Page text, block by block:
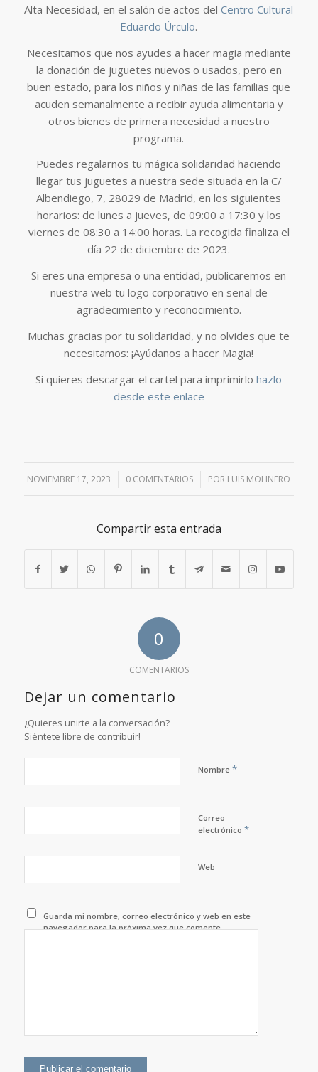
Alta Necesidad, en el salón de actos delCentro Cultural
Eduardo Úrculo.
Necesitamos que nos ayudes a hacer magia mediante
la donación de juguetes nuevos o usados, pero en
buen estado, para los niños y niñas de las familias que
acuden semanalmente a recibir ayuda alimentaria y
otros bienes de primera necesidad a nuestro
programa.
Puedes regalarnos tu mágica solidaridad haciendo
llegar tus juguetes a nuestra sede situada en la C/
Albendiego, 7, 28029 de Madrid, en los siguientes
horarios: de lunes a jueves, de 09:00 a 17:30 y los
viernes de 08:30 a 14:00 horas. La recogida finaliza el
día 22 de diciembre de 2023.
Si eres una empresa o una entidad, publicaremos en
nuestra web tu logo corporativo en señal de
agradecimiento y reconocimiento.
Muchas gracias por tu solidaridad, y no olvides que te
necesitamos: ¡Ayúdanos a hacer Magia!
Si quieres descargar el cartel para imprimirlohazlo
desde este enlace
NOVIEMBRE 17, 2023
/ 0 COMENTARIOS
/ POR LUIS MOLINERO
Compartir esta entrada
0
COMENTARIOS
Dejar un comentario
¿Quieres unirte a la conversación?
Siéntete libre de contribuir!
Nombre *
Correo
electrónico *
Web
Guarda mi nombre, correo electrónico y web en este
navegador para la próxima vez que comente.